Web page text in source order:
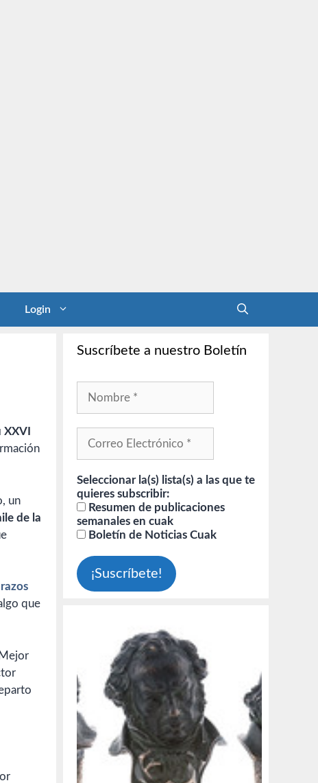
Login
un
de la
que
Suscríbete a nuestro Boletín
Seleccionar la(s) lista(s) a las que te
quieres subscribir:
Resumen de publicaciones
semanales en cuak
Boletín de Noticias Cuak